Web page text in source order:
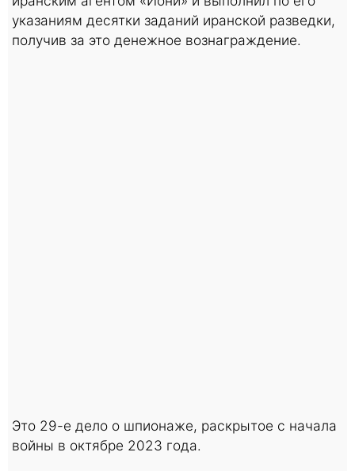
указаниям десятки заданий иранской разведки,
получив за это денежное вознаграждение.
Это 29-е дело о шпионаже, раскрытое с начала
войны в октябре 2023 года.